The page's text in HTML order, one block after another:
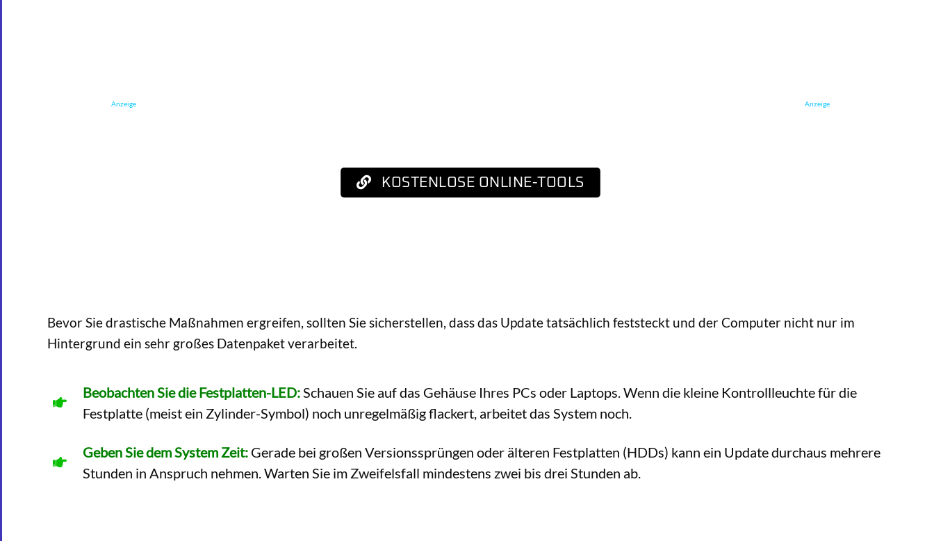
Anzeige Anzeige
KOSTENLOSE ONLINE-TOOLS
Bevor Sie drastische Maßnahmen ergreifen, sollten Sie sicherstellen, dass das Update tatsächlich feststeckt und der Computer nicht nur im
Hintergrund ein sehr großes Datenpaket verarbeitet.
Beobachten Sie die Festplatten-LED:Schauen Sie auf das Gehäuse Ihres PCs oder Laptops. Wenn die kleine Kontrollleuchte für die
Festplatte (meist ein Zylinder-Symbol) noch unregelmäßig flackert, arbeitet das System noch.
Geben Sie dem System Zeit:Gerade bei großen Versionssprüngen oder älteren Festplatten (HDDs) kann ein Update durchaus mehrere
Stunden in Anspruch nehmen. Warten Sie im Zweifelsfall mindestens zwei bis drei Stunden ab.